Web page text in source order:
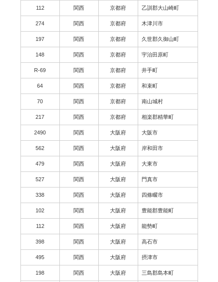
112 関西 京都府 乙訓郡大山崎町
274 関西 京都府 木津川市
197 関西 京都府 久世郡久御山町
148 関西 京都府 宇治田原町
R-69 関西 京都府 井手町
64 関西 京都府 和束町
70 関西 京都府 南山城村
217 関西 京都府 相楽郡精華町
2490 関西 大阪府 大阪市
562 関西 大阪府 岸和田市
479 関西 大阪府 大東市
527 関西 大阪府 門真市
338 関西 大阪府 四條畷市
102 関西 大阪府 豊能郡豊能町
112 関西 大阪府 能勢町
398 関西 大阪府 高石市
495 関西 大阪府 摂津市
198 関西 大阪府 三島郡島本町